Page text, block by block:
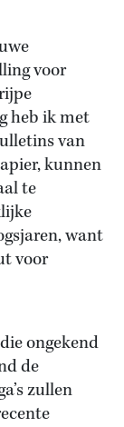
voor
heb ik met
van
kunnen
te
want
voor
ongekend
de
zullen